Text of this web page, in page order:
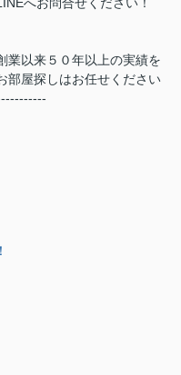
業以来５０年以上の実績を
部屋探しはお任せください